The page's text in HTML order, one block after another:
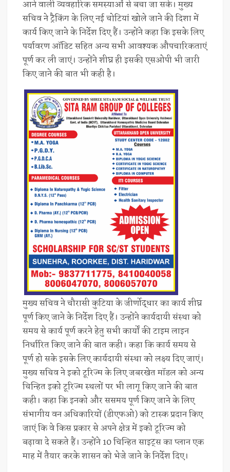
आने वाली व्यवहारिक समस्याओं से बचा जा सके। मुख्य
सचिव ने ट्रैकिंग के लिए नई चोटियां खोले जाने की दिशा में
कार्य किए जाने के निर्देश दिए हैं। उन्होंने कहा कि इसके लिए
पर्यावरण ऑडिट सहित अन्य सभी आवश्यक औपचारिकताएं
पूर्ण कर ली जाएं। उन्होंने शीघ्र ही इसकी एसओपी भी जारी
किए जाने की बात भी कही है।
मुख्य सचिव ने चौरासी कुटिया के जीर्णोद्धार का कार्य शीघ्र
पूर्ण किए जाने के निर्देश दिए हैं। उन्होंने कार्यदायी संस्था को
समय से कार्य पूर्ण करने हेतु सभी कार्यों की टाइम लाइन
निर्धारित किए जाने की बात कही। कहा कि कार्य समय से
पूर्ण हो सके इसके लिए कार्यदायी संस्था को लक्ष्य दिए जाएं।
मुख्य सचिव ने इको टूरिज्म के लिए जबरखेत मॉडल को अन्य
चिन्हित इको टूरिज्म स्थलों पर भी लागू किए जाने की बात
कही। कहा कि इनको और ससमय पूर्ण किए जाने के लिए
संभागीय वन अधिकारियों (डीएफओ) को टास्क प्रदान किए
जाएं कि वे किस प्रकार से अपने क्षेत्र में इको टूरिज्म को
बढ़ावा दे सकते हैं। उन्होंने 10 चिन्हित साइट्स का प्लान एक
माह में तैयार करके शासन को भेजे जाने के निर्देश दिए।